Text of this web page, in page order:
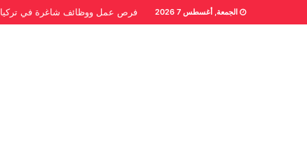
الجمعة, أغسطس 7 2026 فرص عمل ووظائف شاغرة في تركيا